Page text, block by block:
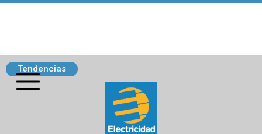
Tendencias